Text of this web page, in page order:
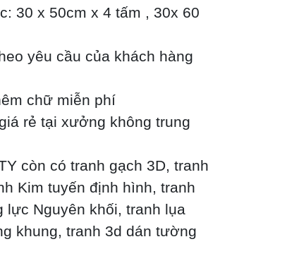
30 x 50cm x 4 tấm , 30x 60
yêu cầu của khách hàng
chữ miễn phí
rẻ tại xưởng không trung
còn có tranh gạch 3D, tranh
Kim tuyến định hình, tranh
lực Nguyên khối, tranh lụa
khung, tranh 3d dán tường